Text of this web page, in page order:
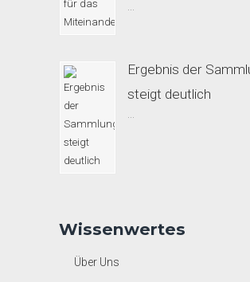
...
Ergebnis der
steigt deutlich
...
Wissenwertes
Über Uns